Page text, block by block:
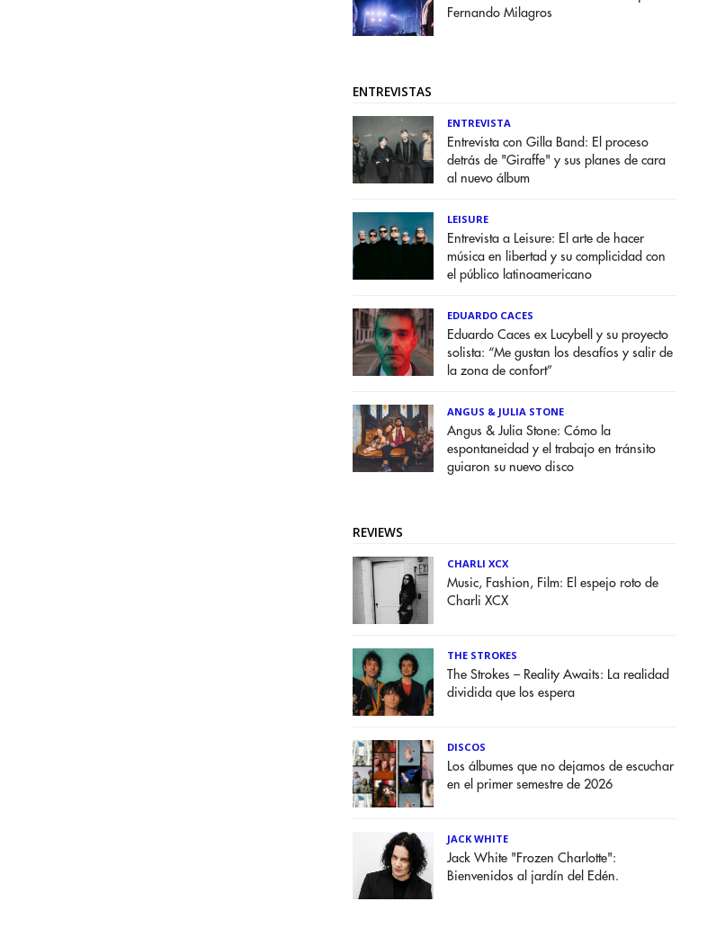
Fernando Milagros
ENTREVISTAS
ENTREVISTA
Entrevista con Gilla Band: El proceso
detrás de "Giraffe" y sus planes de cara
al nuevo álbum
LEISURE
Entrevista a Leisure: El arte de hacer
música en libertad y su complicidad con
el público latinoamericano
EDUARDO CACES
Eduardo Caces ex Lucybell y su proyecto
solista: “Me gustan los desafíos y salir de
la zona de confort”
ANGUS & JULIA STONE
Angus & Julia Stone: Cómo la
espontaneidad y el trabajo en tránsito
guiaron su nuevo disco
REVIEWS
CHARLI XCX
Music, Fashion, Film: El espejo roto de
Charli XCX
THE STROKES
The Strokes – Reality Awaits: La realidad
dividida que los espera
DISCOS
Los álbumes que no dejamos de escuchar
en el primer semestre de 2026
JACK WHITE
Jack White "Frozen Charlotte":
Bienvenidos al jardín del Edén.